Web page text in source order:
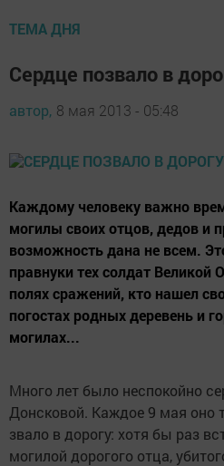
ТЕМА ДНЯ
Сердце позвало в
автор, 8 мая 2013 - 05:48
Каждому человеку важно
могилы своих отцов, дедов и
возможность дана не всем.
правнуки тех солдат Великой
полях сражений, кто нашел
погостах родных деревень и
могилах...
Много лет было неспокойно
Донсковой. Каждое 9 мая оно
звало в дорогу: хотя бы раз
могилой дорогого отца,